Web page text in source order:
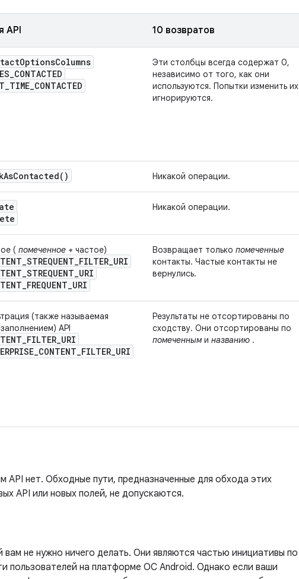
API 10 возвратов
OptionsColumns
_CONTACTED
_TIME_CONTACTED
Эти столбцы всегда содержат 0,
независимо от того, как они
используются. Попытки изменить их
игнорируются.
AsContacted( ) Никакой операции.
Никакой операции.
( помеченное + частое)
_STREQUENT_FILTER_URI
_STREQUENT_URI
_FREQUENT_URI
Возвращает только помеченные
контакты. Частые контакты не
вернулись.
(также называемая
API
Результаты не отсортированы по
сходству. Они отсортированы по
помеченным и названию .
API нет. Обходные пути, предназначенные для обхода этих
API или новых полей, не допускаются.
не нужно ничего делать. Они являются частью инициативы по
пользователей на платформе ОС Android. Однако если ваши